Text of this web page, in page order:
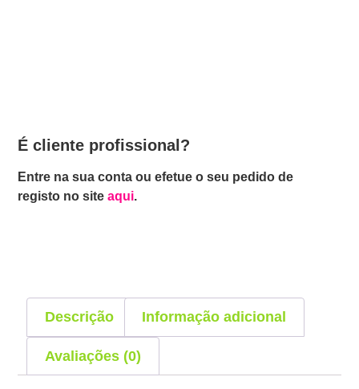
É cliente profissional?
Entre na sua conta ou efetue o seu pedido de
registo no siteaqui.
Descrição Informação adicional
Avaliações (0)